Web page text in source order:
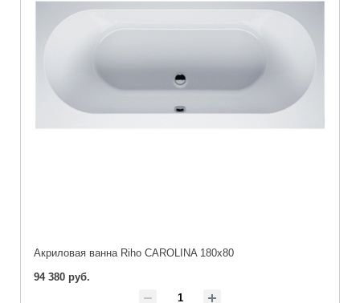
Акриловая ванна Riho CAROLINA 180x80
94 380 руб.